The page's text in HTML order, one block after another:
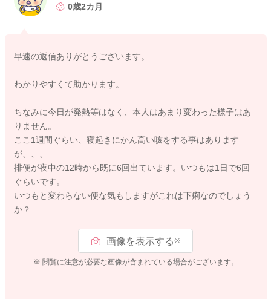
す。
なくなったら病院に行ったほうがいいですか？
回数も少ない、半日以上おしっこが出ないなどありましたら、
受診をしていただくといいと思いますよ。
3、もし母親が感染した際にもなるべく母乳で上げたほうが良い
と聞きますが、飲めている量等は大体吸っていたら飲めている
と考えたら良いのでしょうか？
→そうですね、いつものように飲んでくれていて、おしっこも
いつものように出ていれば、それだけ飲めているという判断で
いいと思いますよ。
4、下痢や嘔吐の症状もあるようですが、普通のウンチと下痢の
0歳2カ月
早速の返信ありがとうございます。
わかりやすくて助かります。
ちなみに今日が発熱等はなく、本人はあまり変わった様子はあ
りません。
ここ1週間ぐらい、寝起きにかん高い咳をする事はあります
が、、、
排便が夜中の12時から既に6回出ています。いつもは1日で6回
ぐらいです。
いつもと変わらない便な気もしますがこれは下痢なのでしょう
か？
画像を表示する※
※ 閲覧に注意が必要な画像が含まれている場合がございます。